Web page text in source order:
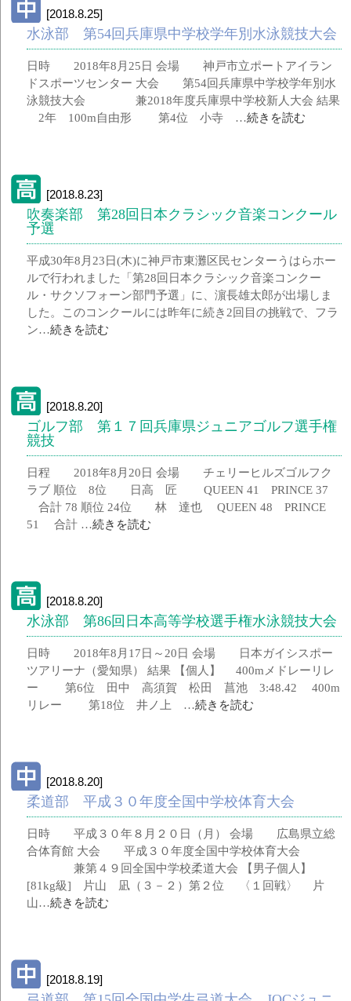
[2018.8.25]
水泳部 第54回兵庫県中学校学年別水泳競技大会
日時 2018年8月25日 会場 神戸市立ポートアイラン
ドスポーツセンター 大会 第54回兵庫県中学校学年別水
泳競技大会 兼2018年度兵庫県中学校新人大会 結果
2年 100m自由形 第4位 小寺 …続きを読む
[2018.8.23]
吹奏楽部 第28回日本クラシック音楽コンクール
予選
平成30年8月23日(木)に神戸市東灘区民センターうはらホー
ルで行われました「第28回日本クラシック音楽コンクー
ル・サクソフォーン部門予選」に、濵長雄太郎が出場しま
した。このコンクールには昨年に続き2回目の挑戦で、フラ
ン…続きを読む
[2018.8.20]
ゴルフ部 第１７回兵庫県ジュニアゴルフ選手権
競技
日程 2018年8月20日 会場 チェリーヒルズゴルフク
ラブ 順位 8位 日高 匠 QUEEN 41 PRINCE 37
合計 78 順位 24位 林 達也 QUEEN 48 PRINCE
51 合計 …続きを読む
[2018.8.20]
水泳部 第86回日本高等学校選手権水泳競技大会
日時 2018年8月17日～20日 会場 日本ガイシスポー
ツアリーナ（愛知県） 結果 【個人】 400mメドレーリレ
ー 第6位 田中 高須賀 松田 菖池 3:48.42 400m
リレー 第18位 井ノ上 …続きを読む
[2018.8.20]
柔道部 平成３０年度全国中学校体育大会
日時 平成３０年８月２０日（月） 会場 広島県立総
合体育館 大会 平成３０年度全国中学校体育大会
兼第４９回全国中学校柔道大会 【男子個人】
[81kg級] 片山 凪（３－２）第２位 〈１回戦〉 片
山…続きを読む
[2018.8.19]